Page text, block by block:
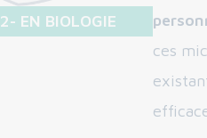
2- EN BIOLOGIE
ces